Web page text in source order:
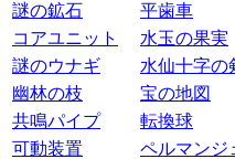
謎の鉱石
平歯車
コアユニット
水玉の果実
謎のウナギ
水仙十字の
幽林の枝
宝の地図
共鳴パイプ
転換球
可動装置
ペルマンジ